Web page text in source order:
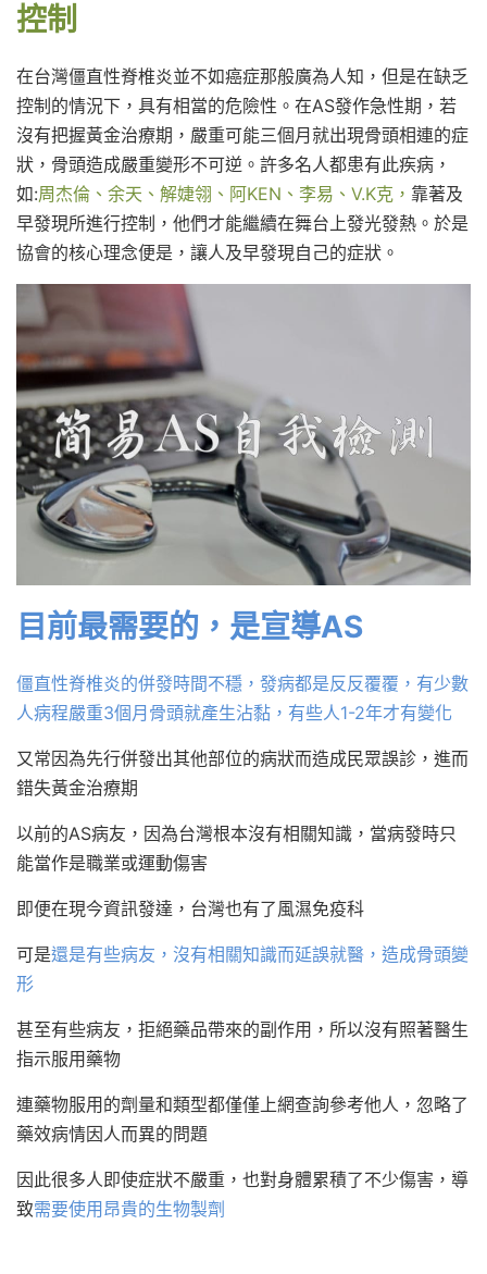
控制
在台灣僵直性脊椎炎並不如癌症那般廣為人知，但是在缺乏
控制的情況下，具有相當的危險性。在AS發作急性期，若
沒有把握黃金治療期，嚴重可能三個月就出現骨頭相連的症
狀，骨頭造成嚴重變形不可逆。許多名人都患有此疾病，
如:周杰倫、余天、解婕翎、阿KEN、李易 、V.K克， 靠著及
早發現所進行控制，他們才能繼續在舞台上發光發熱。 於是
協會的核心理念便是，讓人及早發現自己的症狀。
目前最需要的，是宣導AS
僵直性脊椎炎的併發時間不穩，發病都是反反覆覆，有少數
人病程嚴重3個月骨頭就產生沾黏，有些人1-2年才有變化
又常因為先行併發出其他部位的病狀而造成民眾誤診，進而
錯失黃金治療期
以前的AS病友，因為台灣根本沒有相關知識，當病發時只
能當作是職業或運動傷害
即便在現今資訊發達，台灣也有了風濕免疫科
可是還是有些病友，沒有相關知識而延誤就醫 ，造成骨頭變
形
甚至有些病友，拒絕藥品帶來的副作用，所以沒有照著醫生
指示服用藥物
連藥物服用的劑量和類型都僅僅上網查詢參考他人，忽略了
藥效病情因人而異的問題
因此很多人即使症狀不嚴重，也對身體累積了不少傷害，導
致需要使用昂貴的生物製劑